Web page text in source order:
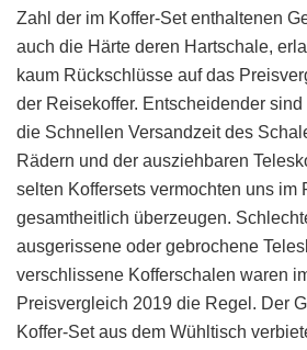
Zahl der im Koffer-Set enthaltenen
auch die Härte deren Hartschale,
kaum Rückschlüsse auf das
der Reisekoffer. Entscheidender
die Schnellen Versandzeit des
Rädern und der ausziehbaren
selten Koffersets vermochten uns im
gesamtheitlich überzeugen.
ausgerissene oder gebrochene
verschlissene Kofferschalen waren
Preisvergleich 2019 die Regel. Der
Koffer-Set aus dem Wühltisch